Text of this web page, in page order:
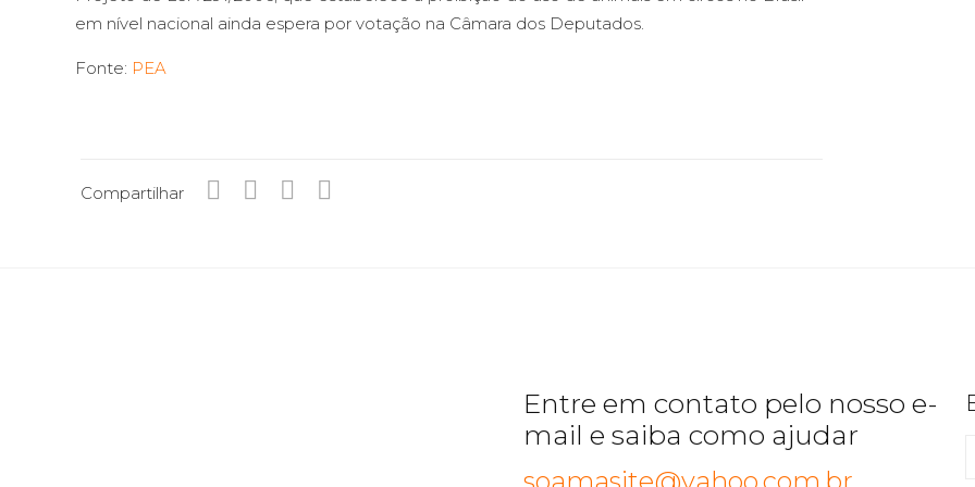
em nível nacional ainda espera por votação na Câmara dos Deputados.
Fonte: PEA
Compartilhar
Entre em contato pelo nosso e-
mail e saiba como ajudar